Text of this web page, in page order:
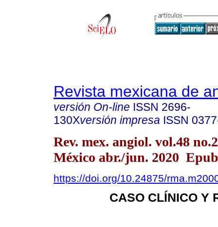
Revista mexicana de
versión On-line ISSN 2696-
130Xversión impresa ISSN
Rev. mex. angiol. vol.48
México abr./jun. 2020
https://doi.org/10.24875/
CASO CLÍNICO Y